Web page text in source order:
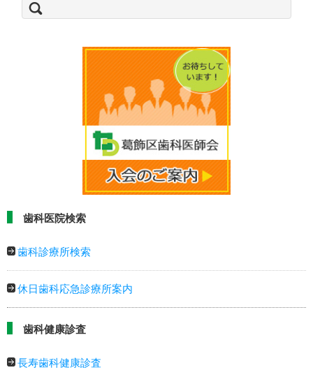
索:
歯科医院検索
歯科診療所検索
休日歯科応急診療所案内
歯科健康診査
長寿歯科健康診査